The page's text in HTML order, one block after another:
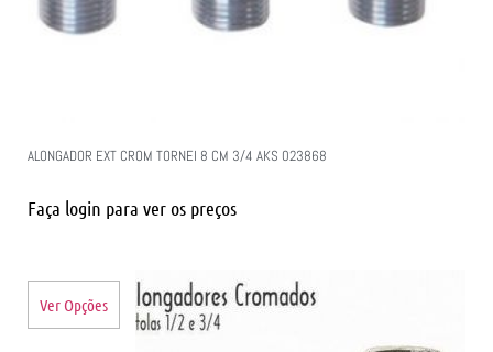
ALONGADOR EXT CROM TORNEI 8 CM 3/4 AKS 023868
Faça login para ver os preços
Ver Opções